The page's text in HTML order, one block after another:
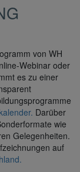
von WH
Webinar oder
es zu einer
Darüber
wie
Gelegenheiten.
auf